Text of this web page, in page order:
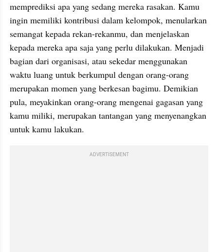
memprediksi apa yang sedang mereka rasakan. Kamu
ingin memiliki kontribusi dalam kelompok, menularkan
semangat kepada rekan-rekanmu, dan menjelaskan
kepada mereka apa saja yang perlu dilakukan. Menjadi
bagian dari organisasi, atau sekedar menggunakan
waktu luang untuk berkumpul dengan orang-orang
merupakan momen yang berkesan bagimu. Demikian
pula, meyakinkan orang-orang mengenai gagasan yang
kamu miliki, merupakan tantangan yang menyenangkan
untuk kamu lakukan.
ADVERTISEMENT